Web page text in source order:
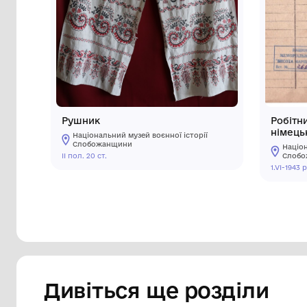
Інші предмети